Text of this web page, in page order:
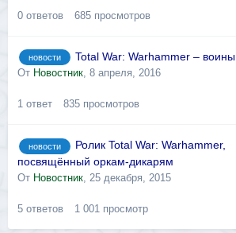
0 ответов 685 просмотров
новости
Total War: Warhammer –
От Новостник, 8 апреля, 2016
1 ответ 835 просмотров
новости
Ролик Total War: Warhammer,
посвящённый оркам-дикарям
От Новостник 25 декабря, 2015
5 ответов 1 001 просмотр